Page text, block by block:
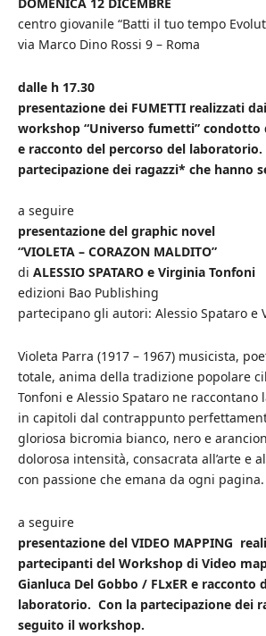
centro giovanile “Batti il tuo tempo
via Marco Dino Rossi 9 – Roma
dalle h 17.30
presentazione dei FUMETTI realizzati
workshop “Universo fumetti” condotto
e racconto del percorso del laboratorio.
partecipazione dei ragazzi* che hanno
a seguire
presentazione del graphic novel
“VIOLETA – CORAZON MALDITO”
di ALESSIO SPATARO e Virginia Tonfoni
edizioni Bao Publishing
partecipano gli autori: Alessio Spataro e
Violeta Parra (1917 – 1967) musicista,
totale, anima della tradizione popolare
Tonfoni e Alessio Spataro ne raccontano
in capitoli dal contrappunto
gloriosa bicromia bianco, nero e
dolorosa intensità, consacrata all’arte e
con passione che emana da ogni pagina.
a seguire
presentazione del VIDEO MAPPING
partecipanti del Workshop di Video
Gianluca Del Gobbo / FLxER e racconto
laboratorio. Con la partecipazione dei
seguito il workshop.